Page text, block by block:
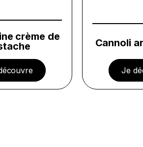
crème de
Cannoli
Je